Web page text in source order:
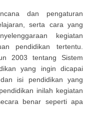
dan pengaturan
serta cara yang
kegiatan
pendidikan tertentu.
2003 tentang Sistem
yang ingin dicapai
isi pendidikan yang
inilah kegiatan
benar seperti apa